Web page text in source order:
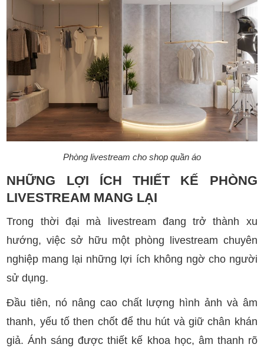
Phòng livestream cho shop quần áo
NHỮNG LỢI ÍCH THIẾT KẾ PHÒNG
LIVESTREAM MANG LẠI
Trong thời đại mà livestream đang trở thành xu
hướng, việc sở hữu một phòng livestream chuyên
nghiệp mang lại những lợi ích không ngờ cho người
sử dụng.
Đầu tiên, nó nâng cao chất lượng hình ảnh và âm
thanh, yếu tố then chốt để thu hút và giữ chân khán
giả. Ánh sáng được thiết kế khoa học, âm thanh rõ